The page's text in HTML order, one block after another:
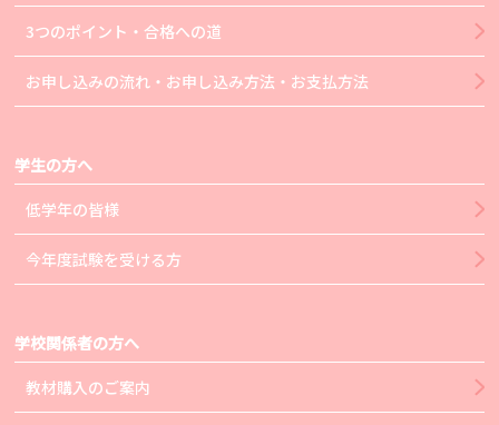
3つのポイント・合格への道
お申し込みの流れ・お申し込み方法・お支払方法
学生の方へ
低学年の皆様
今年度試験を受ける方
学校関係者の方へ
教材購入のご案内